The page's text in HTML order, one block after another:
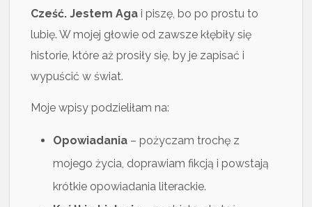
Cześć. Jestem Agai piszę, bo po prostu to
lubię. W mojej głowie od zawsze kłębiły się
historie, które aż prosiły się, by je zapisać i
wypuścić w świat.
Moje wpisy podzieliłam na:
Opowiadania – pożyczam trochę z
mojego życia, doprawiam fikcją i powstają
krótkie opowiadania literackie.